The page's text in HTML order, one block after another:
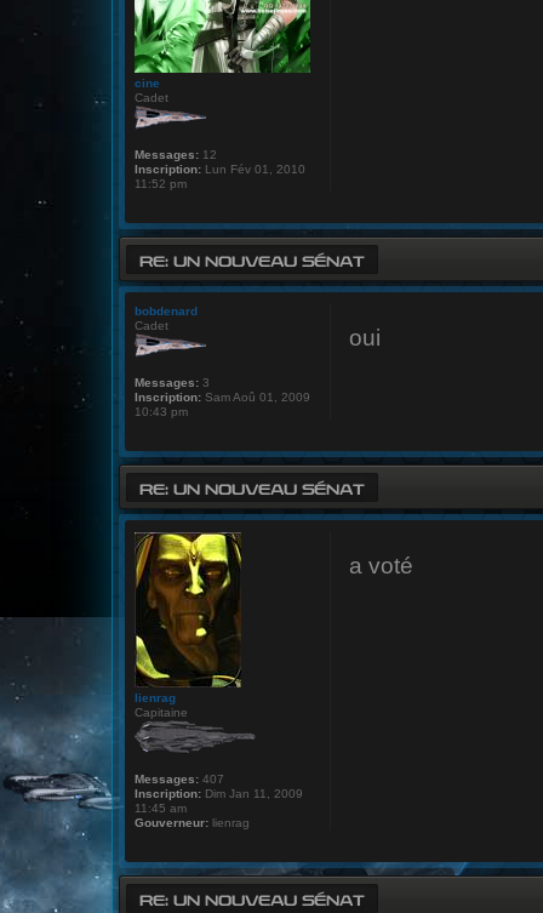
cine
Cadet
Messages: 12
Inscription: Lun Fév 01, 2010
11:52 pm
RE: UN NOUVEAU SÉNAT
oui
bobdenard
Cadet
Messages: 3
Inscription: Sam Aoû 01, 2009
10:43 pm
RE: UN NOUVEAU SÉNAT
a voté
lienrag
Capitaine
Messages: 407
Inscription: Dim Jan 11, 2009
11:45 am
Gouverneur: lienrag
RE: UN NOUVEAU SÉNAT